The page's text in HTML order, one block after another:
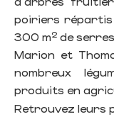
poiriers répartis
300 m² de
Marion et
nombreux
produits en
Retrouvez leurs